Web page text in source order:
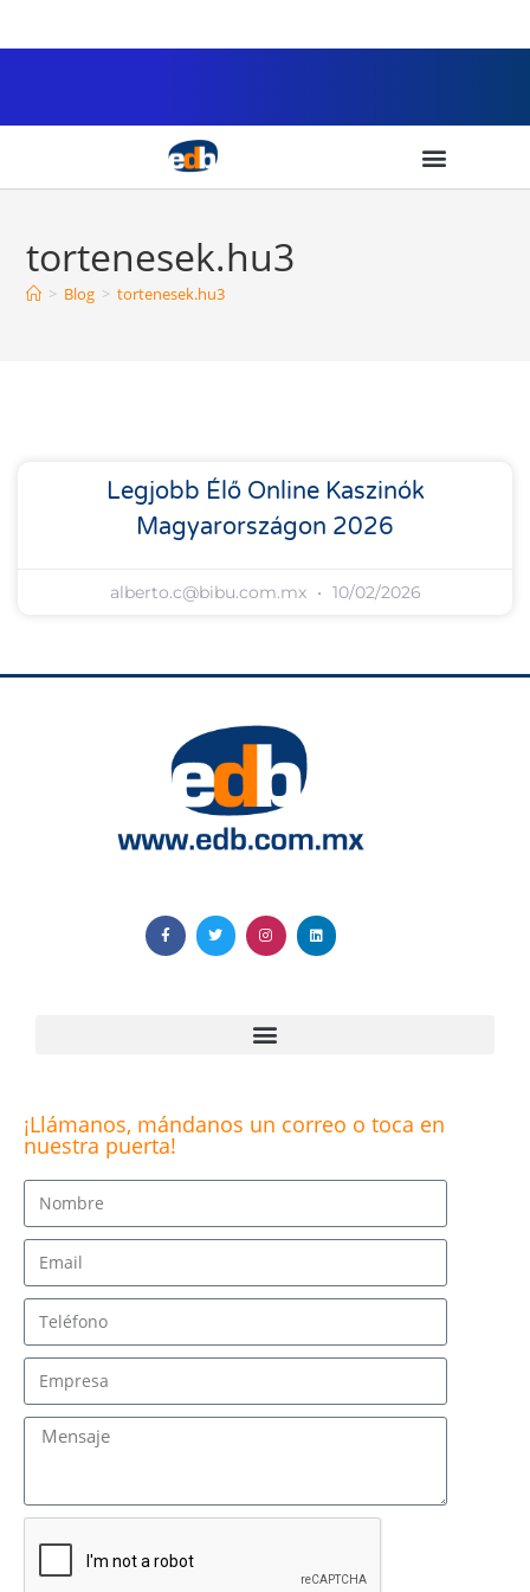
tortenesek.hu3
> Blog > tortenesek.hu3
Legjobb Élő Online Kaszinók
Magyarországon 2026
alberto.c@bibu.com.mx 10/02/2026
¡Llámanos, mándanos un correo o toca en
nuestra puerta!